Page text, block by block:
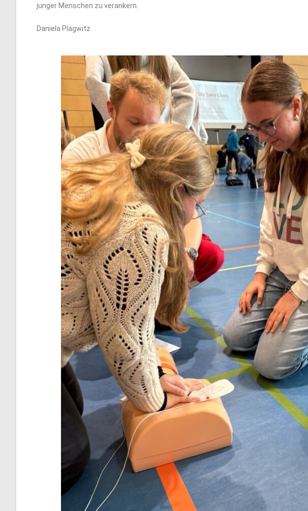
junger Menschen zu verankern.
Daniela Plagwitz